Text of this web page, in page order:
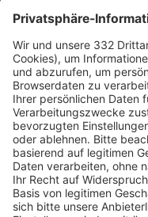
HÄUFIG
Pässe und
Trainerausbildung
Schulungsangebot
BFV-Geschäftsstellen
Trainerbörse
Login SpielPlus